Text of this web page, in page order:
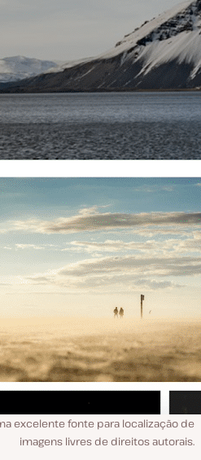
excelente fonte para localização de
imagens livres de direitos autorais.